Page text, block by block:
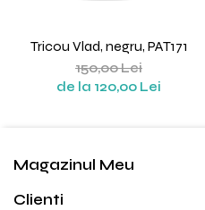
Tricou Vlad, negru, PAT171
150,00 Lei
de la 120,00 Lei
Magazinul Meu
Clienti